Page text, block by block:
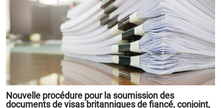
Nouvelle procédure pour la soumission des
documents de visas britanniques de fiancé, conjoint,